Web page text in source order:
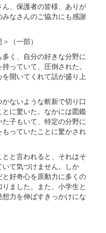
、保護者の皆様、ありが
なさんのご協力にも感謝
（一部）
く、自分の好きな分野に
っていて、圧倒された。
開いてくれて話が盛り上
ないような斬新で切り口
に驚いた。なかには図鑑
子もいて、特定の分野に
っていたことに驚かされ
と言われると、それはそ
て気づけません。しか
好奇心を原動力に多くの
ました。また、小学生と
力を伸ばすきっかけにな